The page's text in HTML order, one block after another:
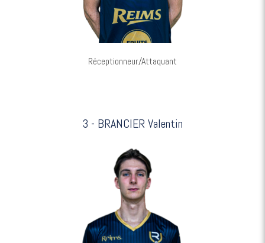
Réceptionneur/Attaquant
3 - BRANCIER Valentin